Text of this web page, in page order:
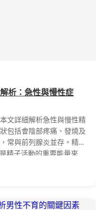
析：急性與慢性症
文詳細解析急性與慢性精
包括會陰部疼痛、發燒及
常與前列腺炎並存。精囊
精子活動的重要能量來
。了解病因與症狀，有助